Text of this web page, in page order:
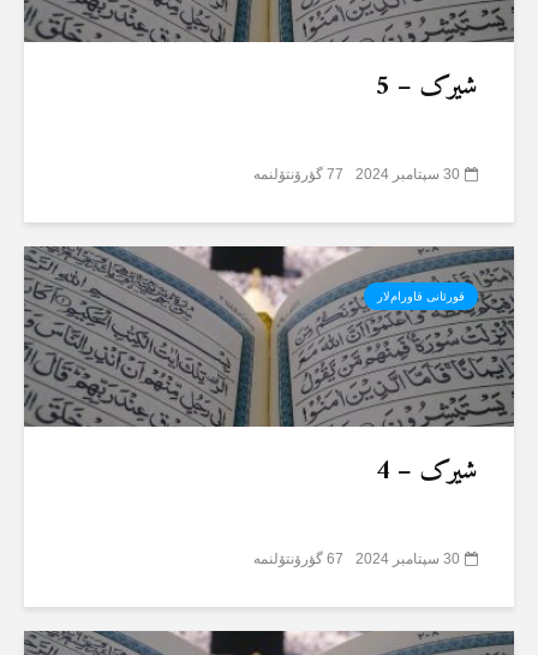
شیرک – 5
30 سپتامبر 2024 77 گؤرۆنتۆلنمە
قورئانی قاورام‌لار
شیرک – 4
30 سپتامبر 2024 67 گؤرۆنتۆلنمە